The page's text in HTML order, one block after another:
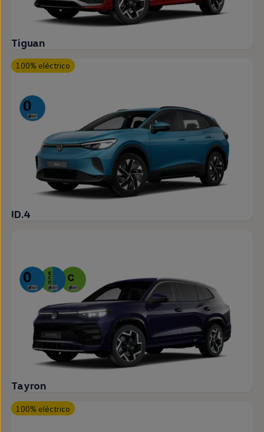
Tiguan
100% eléctrico
ID.4
Tayron
100% eléctrico